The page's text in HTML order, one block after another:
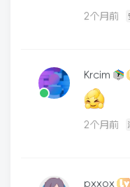
2个月前
Krcim
2个月前
pxxox